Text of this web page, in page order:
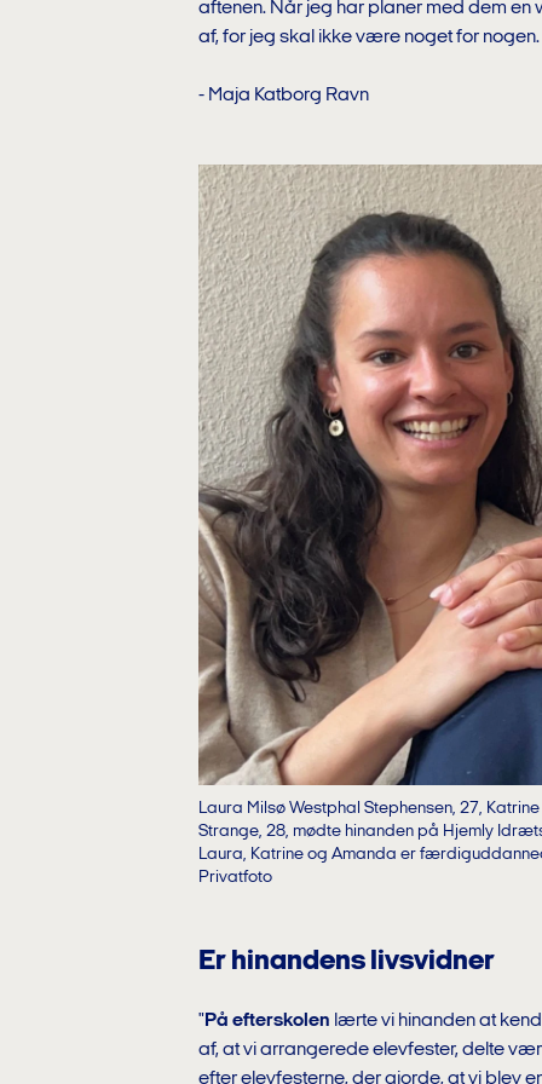
aftenen. Når jeg har planer med dem
af, for jeg skal ikke være noget for
- Maja Katborg Ravn
Laura Milsø Westphal Stephensen, 27,
Strange, 28, mødte hinanden på Hjemly
Laura, Katrine og Amanda er
Privatfoto
Er hinandens livsvidner
" På efterskolen lærte vi hinanden at
af, at vi arrangerede elevfester, delte
efter elevfesterne, der gjorde, at vi blev